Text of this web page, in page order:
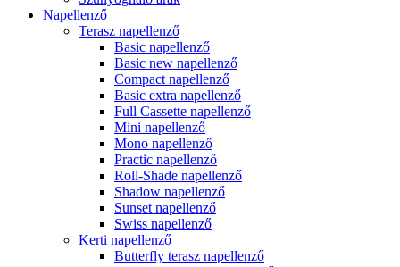
Napellenző
Terasz napellenző
Basic napellenző
Basic new napellenző
Compact napellenző
Basic extra napellenző
Full Cassette napellenző
Mini napellenző
Mono napellenző
Practic napellenző
Roll-Shade napellenző
Shadow napellenző
Sunset napellenző
Swiss napellenző
Kerti napellenző
Butterfly terasz napellenző